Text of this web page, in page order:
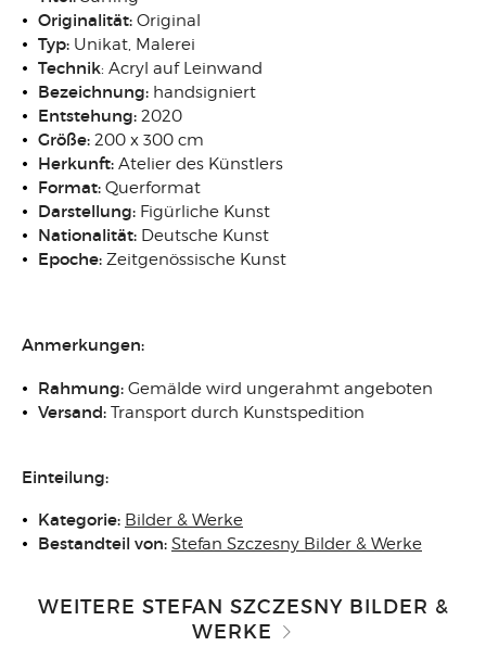
Originalität: Original
Typ: Unikat, Malerei
Technik: Acryl auf Leinwand
Bezeichnung: handsigniert
Entstehung: 2020
Größe: 200 x 300 cm
Herkunft: Atelier des Künstlers
Format: Querformat
Darstellung: Figürliche Kunst
Nationalität: Deutsche Kunst
Epoche: Zeitgenössische Kunst
Anmerkungen:
Rahmung: Gemälde wird ungerahmt angeboten
Versand: Transport durch Kunstspedition
Einteilung:
Kategorie: Bilder & Werke
Bestandteil von: Stefan Szczesny Bilder & Werke
WEITERE STEFAN SZCZESNY BILDER &
WERKE